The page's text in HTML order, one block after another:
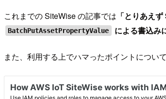
これまでの SiteWise の記事では 「とりあえ
BatchPutAssetPropertyValue による書込み
また、利用する上でハマったポイントについ